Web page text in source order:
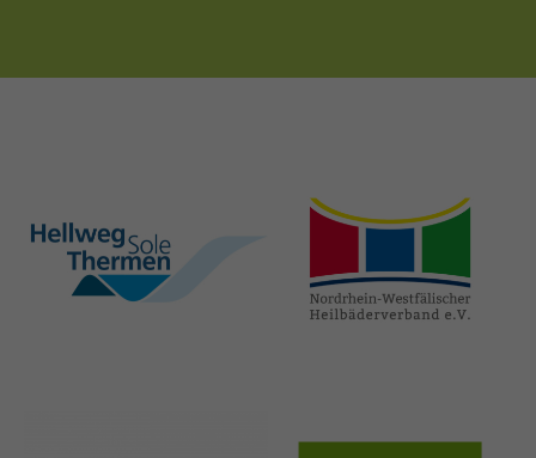
hellweg-sole-
thermen.de
heilbaeder.de